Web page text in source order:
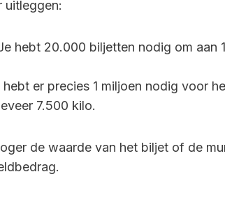
uitleggen:
hebt 20.000 biljetten nodig om aan
hebt er precies 1 miljoen nodig voor
7.500 kilo.
de waarde van het biljet of de